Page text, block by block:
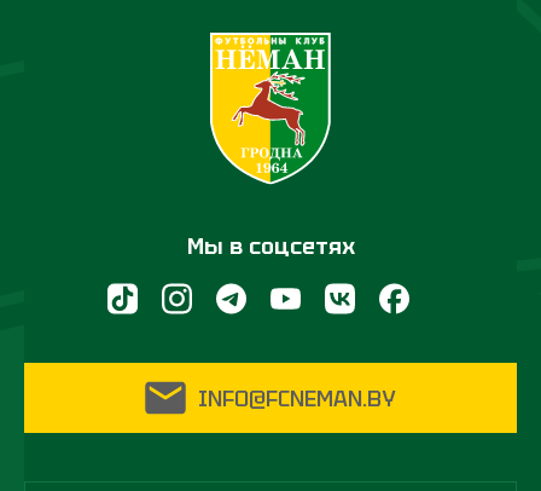
Мы в соцсетях
INFO@FCNEMAN.BY